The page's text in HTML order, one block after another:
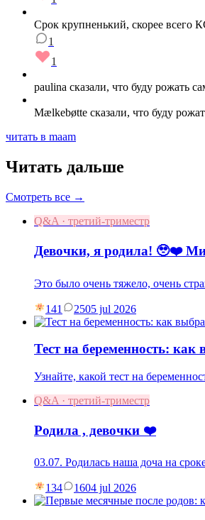
Срок крупненький, скорее всего
1
1
paulina сказали, что буду рожать
Мælkebøtte сказали, что буду
читать в maam
Читать дальше
Смотреть все →
Q&A · третий-триместр
Девочки, я родила! 🥹❤️
Это было очень тяжело, очень
141 2505 jul 2026
Тест на беременность: как
Узнайте, какой тест на
Q&A · третий-триместр
Родила , девочки ❤️
03.07. Родилась наша доча на
134 1604 jul 2026